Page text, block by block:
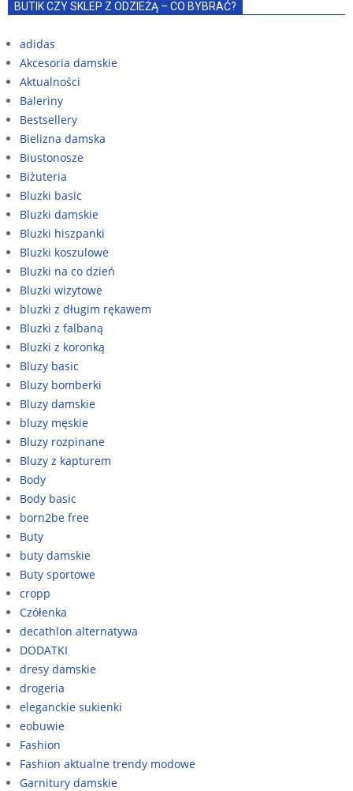
BUTIK CZY SKLEP Z ODZIEŻĄ – CO BYBRAĆ?
adidas
Akcesoria damskie
Aktualności
Baleriny
Bestsellery
Bielizna damska
Biustonosze
Biżuteria
Bluzki basic
Bluzki damskie
Bluzki hiszpanki
Bluzki koszulowe
Bluzki na co dzień
Bluzki wizytowe
bluzki z długim rękawem
Bluzki z falbaną
Bluzki z koronką
Bluzy basic
Bluzy bomberki
Bluzy damskie
bluzy męskie
Bluzy rozpinane
Bluzy z kapturem
Body
Body basic
born2be free
Buty
buty damskie
Buty sportowe
cropp
Czółenka
decathlon alternatywa
DODATKI
dresy damskie
drogeria
eleganckie sukienki
eobuwie
Fashion
Fashion aktualne trendy modowe
Garnitury damskie